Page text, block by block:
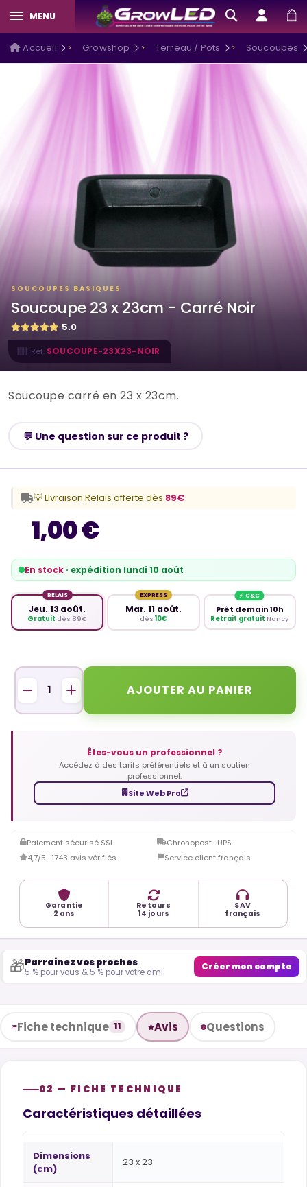
MENU
Accueil Growshop Terreau / Pots Soucoupes
SOUCOUPES BASIQUES
Soucoupe 23 x 23cm - Carré Noir
5.0
Réf. SOUCOUPE-23X23-NOIR
Soucoupe carré en 23 x 23cm.
💬 Une question sur ce produit ?
1,00 €
En stock · expédition lundi 10 août
RELAIS
Jeu. 13 août.
Gratuit dès 89€
EXPRESS
Mar. 11 août.
dès 10€
Prêt demain 10h
Retrait gratuit Nancy
💡 Livraison Relais offerte dès 89€
AJOUTER AU PANIER
Êtes-vous un professionnel ?
Accédez à des tarifs préférentiels et à un soutien
professionnel.
Site Web Pro
Paiement sécurisé SSL
Chronopost · UPS
4,7/5 · 1743 avis vérifiés
Service client français
Garantie
2 ans
Retours
14 jours
SAV
français
🎁Parrainez vos proches
5 % pour vous & 5 % pour votre ami Créer mon compte
Fiche technique 11 Avis Questions
02 — FICHE TECHNIQUE
Caractéristiques détaillées
Dimensions
(cm)
23 x 23